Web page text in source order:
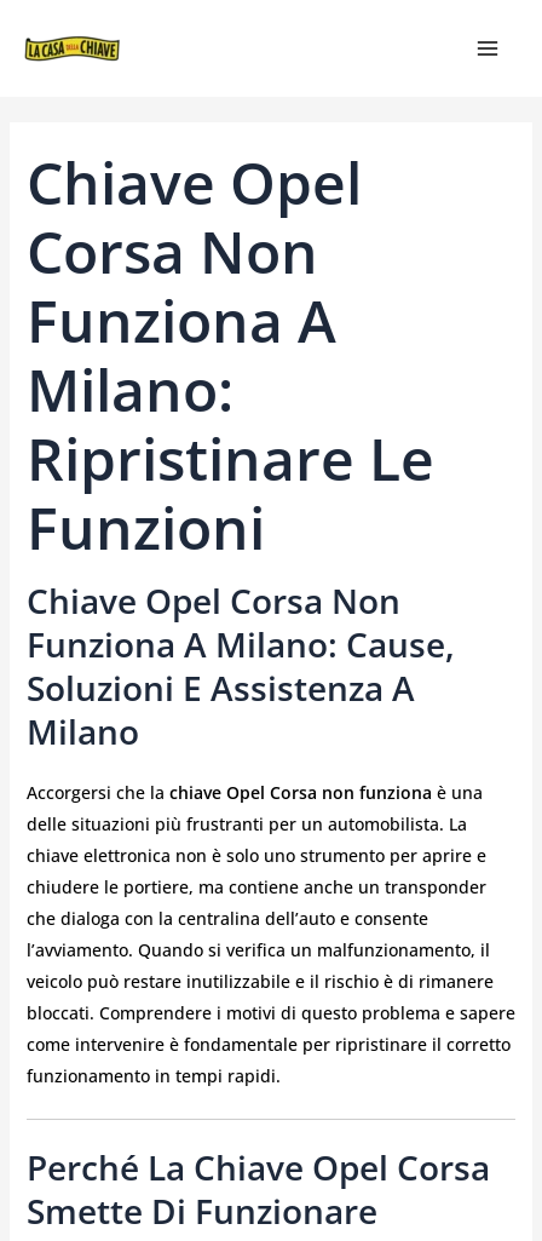
Chiave Opel
Corsa Non
Funziona A
Milano:
Ripristinare Le
Funzioni
Chiave Opel Corsa Non
Funziona A Milano: Cause,
Soluzioni E Assistenza A
Milano
Accorgersi che la chiave Opel Corsa non funziona è una
delle situazioni più frustranti per un automobilista. La
chiave elettronica non è solo uno strumento per aprire e
chiudere le portiere, ma contiene anche un transponder
che dialoga con la centralina dell’auto e consente
l’avviamento. Quando si verifica un malfunzionamento, il
veicolo può restare inutilizzabile e il rischio è di rimanere
bloccati. Comprendere i motivi di questo problema e sapere
come intervenire è fondamentale per ripristinare il corretto
funzionamento in tempi rapidi.
Perché La Chiave Opel Corsa
Smette Di Funzionare
ARTICOLI